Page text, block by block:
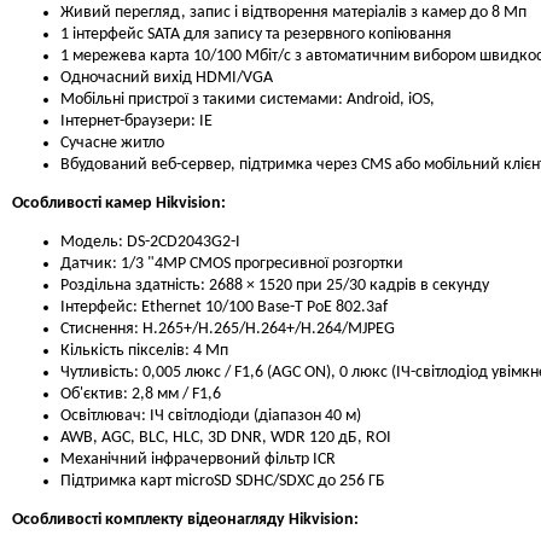
Живий перегляд, запис і відтворення матеріалів з камер до 8 Мп
1 інтерфейс SATA для запису та резервного копіювання
1 мережева карта 10/100 Мбіт/с з автоматичним вибором
Одночасний вихід HDMI/VGA
Мобільні пристрої з такими системами: Android, iOS,
Інтернет-браузери: IE
Сучасне житло
Вбудований веб-сервер, підтримка через CMS або мобільний
Особливості камер Hikvision:
Модель: DS-2CD2043G2-I
Датчик: 1/3 "4MP CMOS прогресивної розгортки
Роздільна здатність: 2688 × 1520 при 25/30 кадрів в секунду
Інтерфейс: Ethernet 10/100 Base-T PoE 802.3af
Стиснення: H.265+/H.265/H.264+/H.264/MJPEG
Кількість пікселів: 4 Мп
Чутливість: 0,005 люкс / F1,6 (AGC ON), 0 люкс (ІЧ-світлодіод
Об'єктив: 2,8 мм / F1,6
Освітлювач: ІЧ світлодіоди (діапазон 40 м)
AWB, AGC, BLC, HLC, 3D DNR, WDR 120 дБ, ROI
Механічний інфрачервоний фільтр ICR
Підтримка карт microSD SDHC/SDXC до 256 ГБ
Особливості комплекту відеонагляду Hikvision: